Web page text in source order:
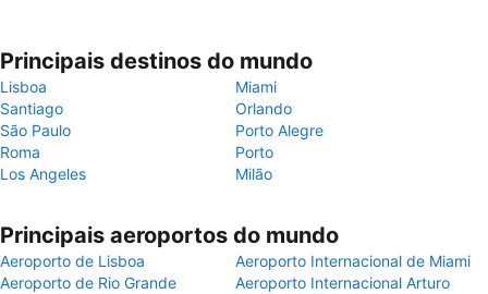
Principais destinos do mundo
Lisboa
Miami
Santiago
Orlando
São Paulo
Porto Alegre
Roma
Porto
Los Angeles
Milão
Principais aeroportos do mundo
Aeroporto de Lisboa
Aeroporto Internacional de Miami
Aeroporto de Rio Grande
Aeroporto Internacional Arturo